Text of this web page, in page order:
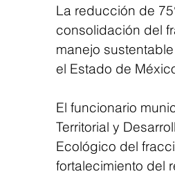
La reducción de
consolidación del
manejo
el Estado de
El funcionario
Territorial y
Ecológico del
fortalecimiento del